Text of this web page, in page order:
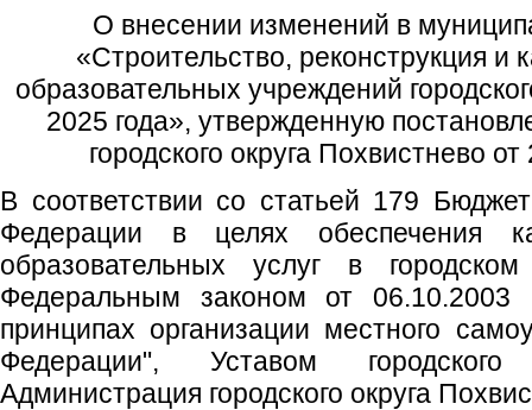
О внесении изменений в
«Строительство, реконструкция и
образовательных учреждений
2025 года», утвержденную
городского округа Похвистнево
В соответствии со статьей 179
Федерации в целях обеспечения
образовательных услуг в городском
Федеральным законом от
принципах организации местного
Федерации", Уставом
Администрация городского округа